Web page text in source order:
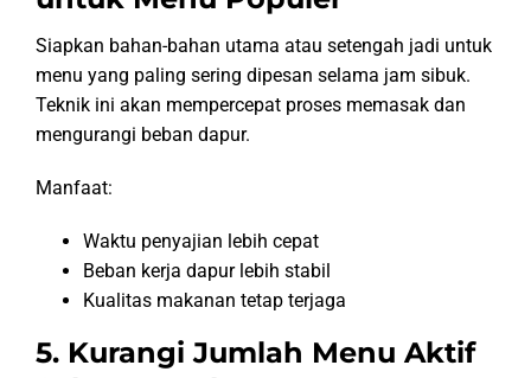
Siapkan bahan-bahan utama atau setengah jadi untuk
menu yang paling sering dipesan selama jam sibuk.
Teknik ini akan mempercepat proses memasak dan
mengurangi beban dapur.
Manfaat:
Waktu penyajian lebih cepat
Beban kerja dapur lebih stabil
Kualitas makanan tetap terjaga
5. Kurangi Jumlah Menu Aktif